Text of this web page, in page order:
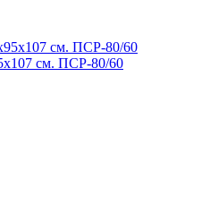
см. ПСР-80/60